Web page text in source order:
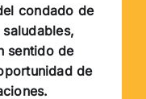
condado de
sentido de
de